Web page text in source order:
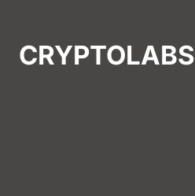
contenu
CRYPTOLABS